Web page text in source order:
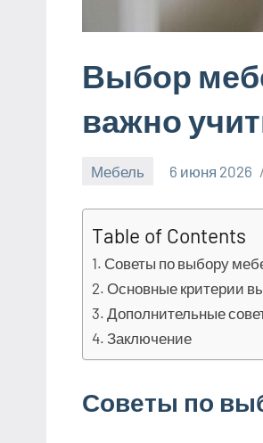
Выбор
важно
Мебель 6 июня 2026
Table of Contents
Советы по выбору
Основные критерии
Дополнительные
Заключение
Советы по